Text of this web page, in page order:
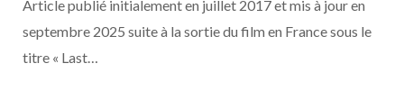
Article publié initialement en juillet 2017 et mis à jour en
septembre 2025 suite à la sortie du film en France sous le
titre « Last…